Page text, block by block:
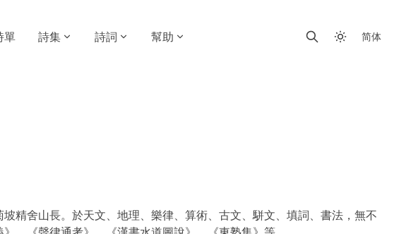
單 詩集 詩詞 幫助 简体
精舍山長。於天文、地理、樂律、算術、古文、駢文、填詞、書法，無不